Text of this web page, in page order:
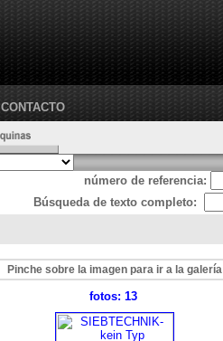
CONTACTO
número de referencia:
Búsqueda de texto completo:
Pinche sobre la imagen para ir a la galería
fotos: 13